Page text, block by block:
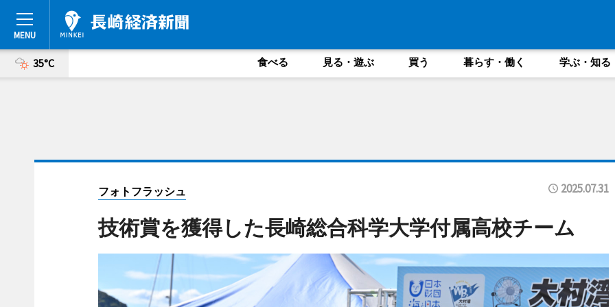
35°C 食べる 見る・遊ぶ 買う 暮らす・働く 学ぶ・知る
フォトフラッシュ 2025.07.31
技術賞を獲得した長崎総合科学大学付属高校チーム